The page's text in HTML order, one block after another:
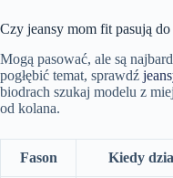
Czy jeansy mom fit pasują
Mogą pasować, ale są
pogłębić temat, sprawdź
biodrach szukaj modelu z
od kolana.
Fason Kiedy